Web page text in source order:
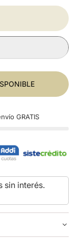
GRATIS
sin interés.